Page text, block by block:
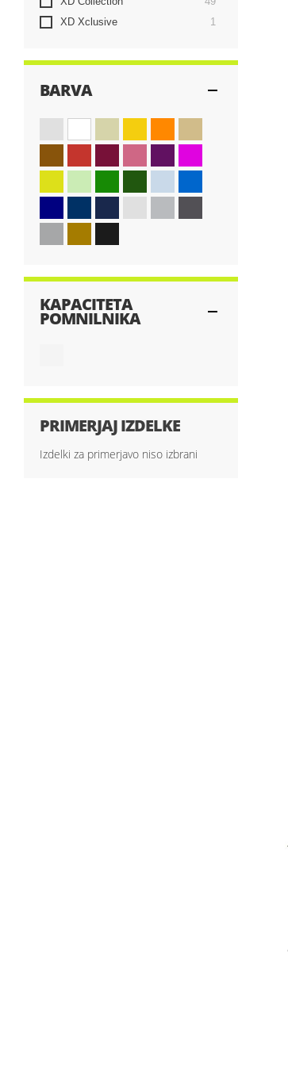
XD Xclusive
1
BARVA
KAPACITETA
POMNILNIKA
PRIMERJAJ IZDELKE
Izdelki za primerjavo niso izbrani